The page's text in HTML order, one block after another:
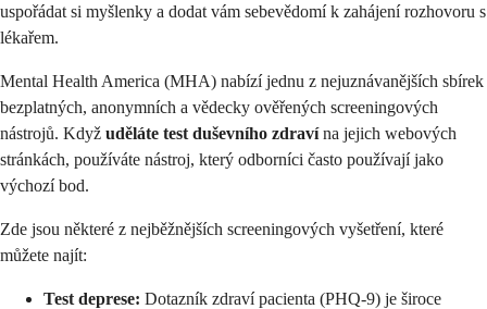
uspořádat si myšlenky a dodat vám sebevědomí k zahájení rozhovoru s
lékařem.
Mental Health America (MHA) nabízí jednu z nejuznávanějších sbírek
bezplatných, anonymních a vědecky ověřených screeningových
nástrojů. Když uděláte test duševního zdravína jejich webových
stránkách, používáte nástroj, který odborníci často používají jako
výchozí bod.
Zde jsou některé z nejběžnějších screeningových vyšetření, které
můžete najít:
Test deprese: Dotazník zdraví pacienta (PHQ-9) je široce